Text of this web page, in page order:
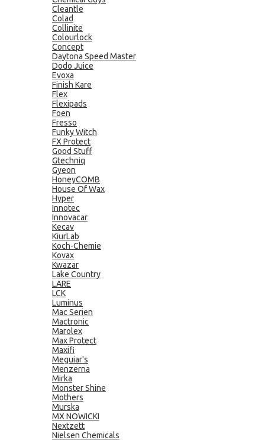
Cleantle
Colad
Collinite
Colourlock
Concept
Daytona Speed Master
Dodo Juice
Evoxa
Finish Kare
Flex
Flexipads
Foen
Fresso
Funky Witch
FX Protect
Good Stuff
Gtechniq
Gyeon
HoneyCOMB
House Of Wax
Hyper
Innotec
Innovacar
Kecav
KiurLab
Koch-Chemie
Kovax
Kwazar
Lake Country
LARE
LCK
Luminus
Mac Serien
Mactronic
Marolex
Max Protect
Maxifi
Meguiar's
Menzerna
Mirka
Monster Shine
Mothers
Murska
MX NOWICKI
Nextzett
Nielsen Chemicals